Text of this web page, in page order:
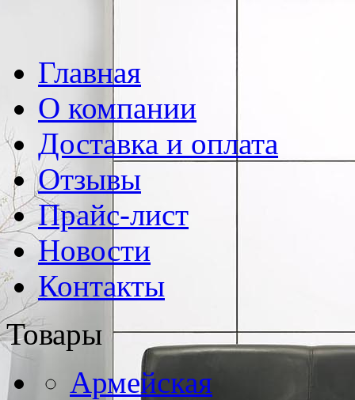
Главная
О компании
Доставка и оплата
Отзывы
Прайс-лист
Новости
Контакты
Товары
Армейская